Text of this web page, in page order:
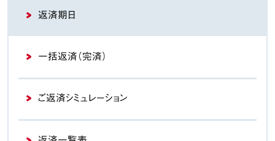
返済期日
一括返済（完済）
ご返済シミュレーション